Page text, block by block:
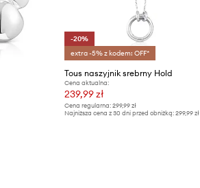
-20%
extra -5% z kodem: OFF*
Tous naszyjnik srebrny Hold
Cena aktualna:
239,99 zł
Cena regularna: 299,99 zł
Najniższa cena z 30 dni przed obniżką: 299,99 zł